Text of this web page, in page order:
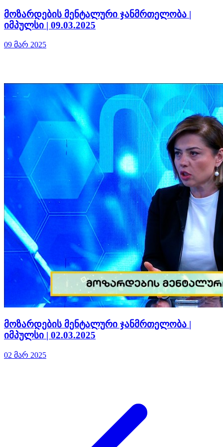
მოზარდების მენტალური ჯანმრთელობა |
იმპულსი | 09.03.2025
09 მარ 2025
მოზარდების მენტალური ჯანმრთელობა |
იმპულსი | 02.03.2025
02 მარ 2025